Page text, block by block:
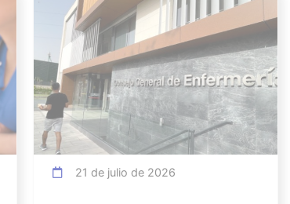
21 de julio de 2026